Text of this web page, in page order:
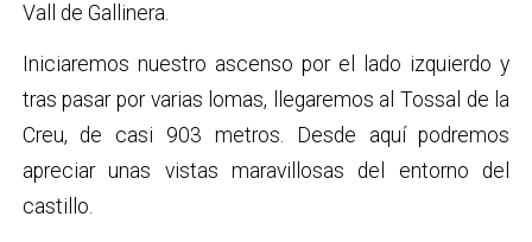
Vall de Gallinera.
Iniciaremos nuestro ascenso por el lado izquierdo y
tras pasar por varias lomas, llegaremos al Tossal de la
Creu, de casi 903 metros. Desde aquí podremos
apreciar unas vistas maravillosas del entorno del
castillo.